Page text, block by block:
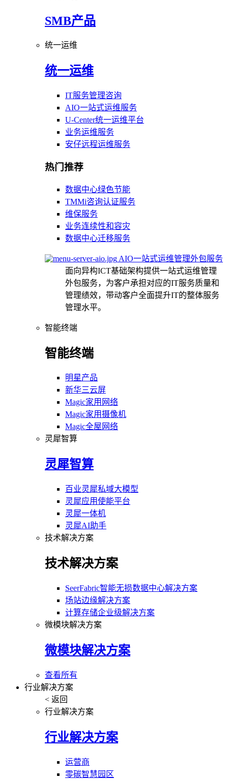
SMB产品
统一运维
统一运维
IT服务管理咨询
AIO一站式运维服务
U-Center统一运维平台
业务运维服务
安仔远程运维服务
热门推荐
数据中心绿色节能
TMMi咨询认证服务
维保服务
业务连续性和容灾
数据中心迁移服务
AIO一站式运维管理外包服务
面向异构ICT基础架构提供一站式运维管理
外包服务，为客户承担对应的IT服务质量和
管理绩效，带动客户全面提升IT的整体服务
管理水平。
智能终端
智能终端
明星产品
新华三云屏
Magic家用网络
Magic家用摄像机
Magic全屋网络
灵犀智算
灵犀智算
百业灵犀私域大模型
灵犀应用使能平台
灵犀一体机
灵犀AI助手
技术解决方案
技术解决方案
SeerFabric智能无损数据中心解决方案
场站边缘解决方案
计算存储企业级解决方案
微模块解决方案
微模块解决方案
查看所有
行业解决方案
< 返回
行业解决方案
行业解决方案
运营商
零碳智慧园区